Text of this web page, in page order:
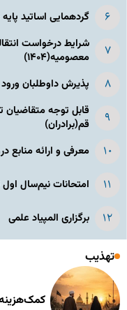
گردهمایی اساتید
شرایط درخواست
معصومیه(۱۴۰۴)
پذیرش داوطلبان ورود به
قابل توجه
قم(برادران)
معرفی و ارائه منابع
امتحانات نیم‌سال اول
برگزاری المپیاد علمی
تهذیب
کمک‌هزینه